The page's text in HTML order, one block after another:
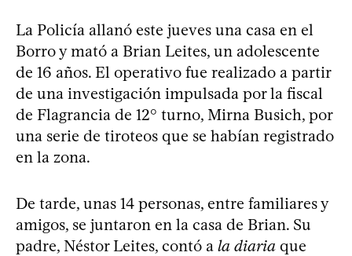
La Policía allanó este jueves una casa en el
Borro y mató a Brian Leites, un adolescente
de 16 años. El operativo fue realizado a partir
de una investigación impulsada por la fiscal
de Flagrancia de 12° turno, Mirna Busich, por
una serie de tiroteos que se habían registrado
en la zona.
De tarde, unas 14 personas, entre familiares y
amigos, se juntaron en la casa de Brian. Su
padre, Néstor Leites, contó a la diaria que